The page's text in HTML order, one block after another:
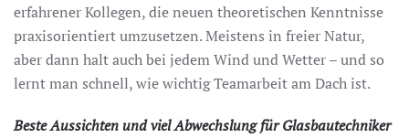
erfahrener Kollegen, die neuen theoretischen Kenntnisse
praxisorientiert umzusetzen. Meistens in freier Natur,
aber dann halt auch bei jedem Wind und Wetter – und so
lernt man schnell, wie wichtig Teamarbeit am Dach ist.
Beste Aussichten und viel Abwechslung für Glasbautechniker